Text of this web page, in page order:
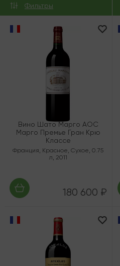
Фильтры
Вино Шато Марго AOC
Марго Премье Гран Крю
Классе
Франция, Красное,Сухое,0.75
л, 2011
180 600 ₽